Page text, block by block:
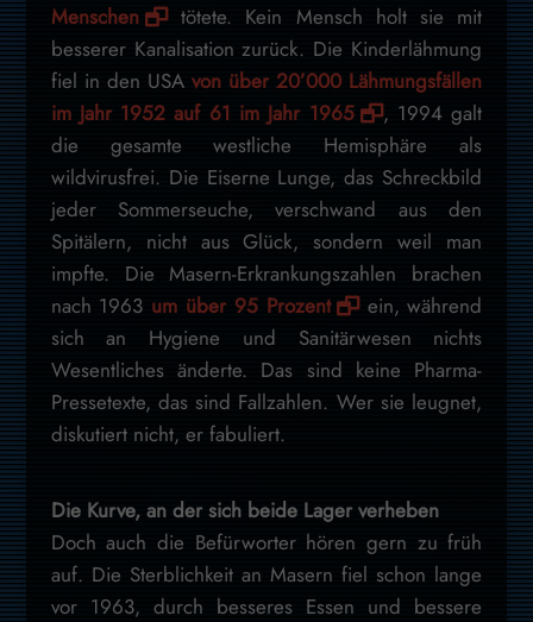
Menschen
tötete. Kein Mensch holt sie mit
besserer Kanalisation zurück. Die Kinderlähmung
fiel in den USAvon über 20’000 Lähmungsfällen
im Jahr 1952 auf 61 im Jahr 1965
, 1994 galt
die gesamte westliche Hemisphäre als
wildvirusfrei. Die Eiserne Lunge, das Schreckbild
jeder Sommerseuche, verschwand aus den
Spitälern, nicht aus Glück, sondern weil man
impfte. Die Masern-Erkrankungszahlen brachen
nach 1963 um über 95 Prozent
ein, während
sich an Hygiene und Sanitärwesen nichts
Wesentliches änderte. Das sind keine Pharma-
Pressetexte, das sind Fallzahlen. Wer sie leugnet,
diskutiert nicht, er fabuliert.
Die Kurve, an der sich beide Lager verheben
Doch auch die Befürworter hören gern zu früh
auf. Die Sterblichkeit an Masern fiel schon lange
vor 1963, durch besseres Essen und bessere